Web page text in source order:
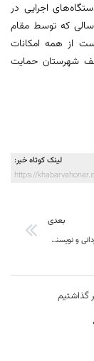
اجرایی در
سالی که توسط مقام
از همه امکانات
شهرستان حمایت
لینک کوتاه خبر:
https://
بعدی
زال سپیدموی به کارگردانی و نویسندگی حسین عباس زاده به هجدهمین جشنواره نمایش عروسکی تهران – مبارک راه یافت
گذاشتیم